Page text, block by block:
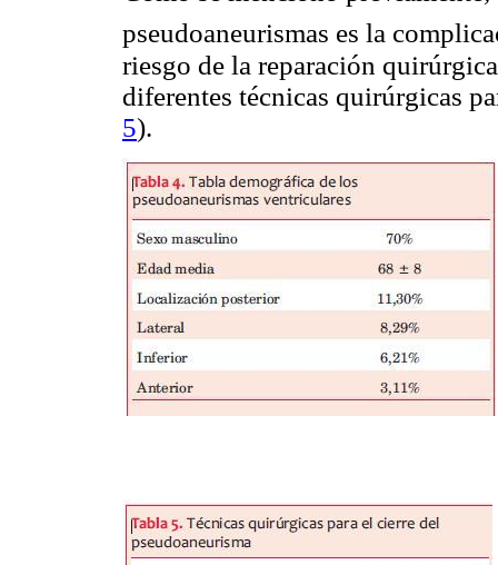
pseudoaneurismas es la
riesgo de la reparación
diferentes técnicas quirúrgicas
5).